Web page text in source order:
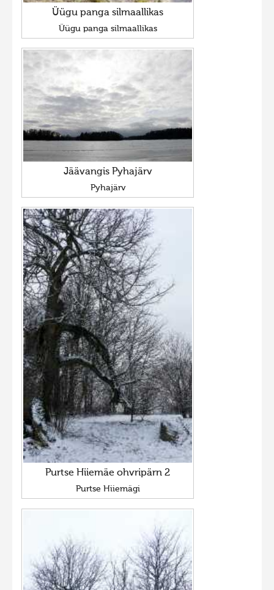
Фотоконкурс 2011
Фотоконкурс 2010
Фотоконкурс 2009
Фотоконкурс 2008
Üügu panga silmaallikas
Üügu panga silmaallikas
Jäävangis Pyhajärv
Pyhajärv
Purtse Hiiemäe ohvripärn 2
Purtse Hiiemägi